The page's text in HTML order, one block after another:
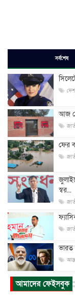
সর্বশেষ
আজ
ফের
স্বর...
ভারত
আমাদের ফেইসবুক